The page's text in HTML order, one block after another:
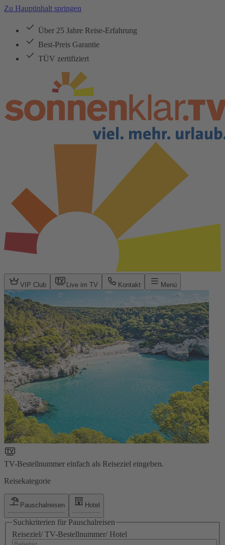
Zu Hauptinhalt springen
Über 25 Jahre Reise-Erfahrung
Best-Preis Garantie
TÜV zertifiziert
VIP Club Live im TV Kontakt Menü
TV-Bestellnummer einfach als Reiseziel eingeben.
Reisekategorie
Pauschalreisen Hotel
Suchkriterien für Pauschalreisen
Reiseziel/ TV-Bestellnummer/ Hotel